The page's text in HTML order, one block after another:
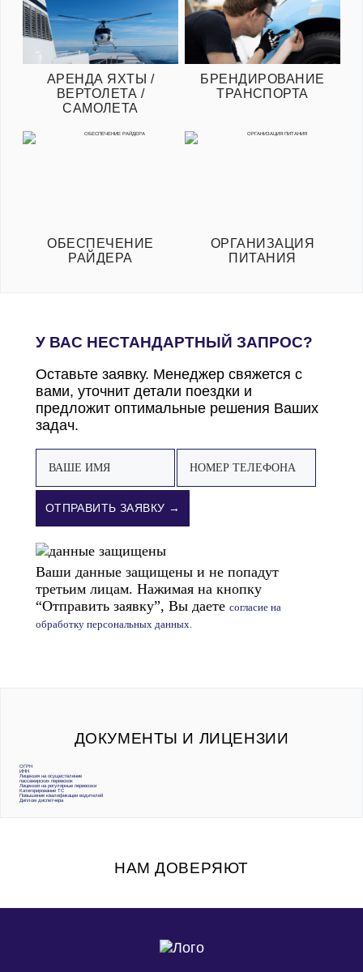
АРЕНДА ЯХТЫ /
ВЕРТОЛЕТА /
САМОЛЕТА
БРЕНДИРОВАНИЕ
ТРАНСПОРТА
ОБЕСПЕЧЕНИЕ
РАЙДЕРА
ОРГАНИЗАЦИЯ
ПИТАНИЯ
У ВАС НЕСТАНДАРТНЫЙ ЗАПРОС?
Оставьте заявку. Менеджер свяжется с
вами, уточнит детали поездки и
предложит оптимальные решения Ваших
задач.
ОТПРАВИТЬ ЗАЯВКУ →
Ваши данные защищены и не попадут
третьим лицам. Нажимая на кнопку
“Отправить заявку”, Вы даете согласие на
обработку персональных данных.
ДОКУМЕНТЫ И ЛИЦЕНЗИИ
ОГРН
ИНН
Лицензия на осуществление
пассажирских перевозок
Лицензия на регулярные перевозки
Категорирование ТС
Повышение квалификации водителей
Диплом диспетчера
НАМ ДОВЕРЯЮТ